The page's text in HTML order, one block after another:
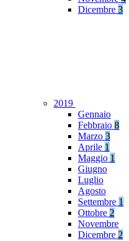
Dicembre 3
2019
Gennaio
Febbraio 8
Marzo 3
Aprile 1
Maggio 1
Giugno
Luglio
Agosto
Settembre 1
Ottobre 2
Novembre
Dicembre 2